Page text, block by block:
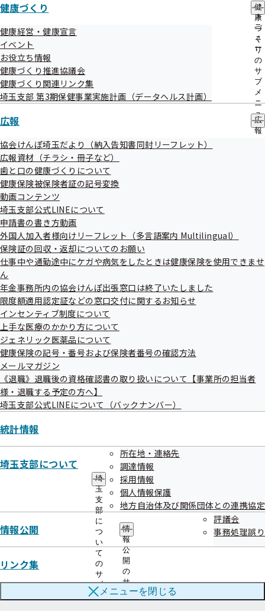
ブ
メ
ニ
ュ
ー
健康づくり
健
康
づ
く
り
の
サ
ブ
メ
ニ
ュ
ー
健康経営・健康宣言
イベント
お役立ち情報
健康づくり推進協議会
健康づくり関連リンク集
埼玉支部 第3期保健事業実施計画（データヘルス計画）
広報
広
報
協会けんぽ埼玉だより（納入告知書同封リーフレット）
広報資材（チラシ・冊子など）
歯と口の健康づくりについて
健康保険被保険者証の記号変換
動画コンテンツ
埼玉支部公式LINEについて
申請書の書き方動画
外国人加入者様向けリーフレット（多言語案内 Multilingual）
保険証の回収・返却についてのお願い
仕事中や通勤途中にケガや病気をしたときは健康保険を使用できませ
ん
年金事務所内の協会けんぽ出張窓口は終了いたしました
限度額適用認定証などの窓口交付に関するお知らせ
インセンティブ制度について
上手な医療のかかり方について
ジェネリック医薬品について
健康保険の記号・番号および保険者番号の確認方法
メールマガジン
《退職》退職後の資格確認書の取り扱いについて【事業所の担当者
様・退職する予定の方へ】
埼玉支部公式LINEについて（バックナンバー）
統計情報
埼玉支部について
埼
玉
支
部
に
つ
い
て
の
サ
ブ
メ
所在地・連絡先
調達情報
採用情報
個人情報保護
地方自治体及び関係団体との連携協定
情報公開
情
報
公
開
の
サ
ブ
メ
評議会
事務処理誤り
リンク集
メニューを閉じる
健康づくり
イベント
お役立ち情報
健康づくり推進協議会
健康づくり関連リンク集
埼玉支部 第3期保健事業実施計画（データヘ
ルス計画）
協会けんぽTOP都道府県支部
健康経営・健康宣言
連絡先・アクセス